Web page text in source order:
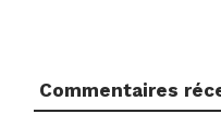
Commentaires